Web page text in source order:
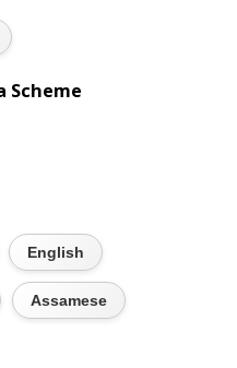
Scheme
English
Assamese